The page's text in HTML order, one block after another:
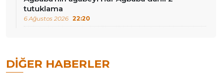
tutuklama
6 Ağustos 2026 22:20
DIĞER HABERLER